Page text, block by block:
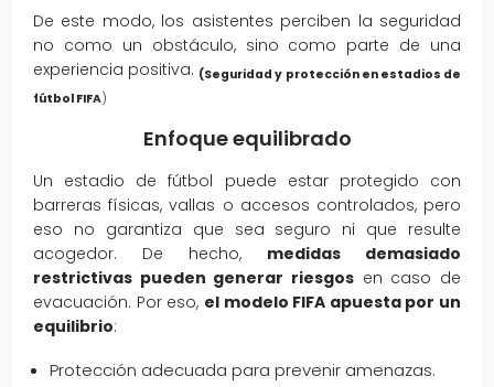
De este modo, los asistentes perciben la seguridad
no como un obstáculo, sino como parte de una
experiencia positiva. (Seguridad y protección en estadios de
fútbol FIFA)
Enfoque equilibrado
Un estadio de fútbol puede estar protegido con
barreras físicas, vallas o accesos controlados, pero
eso no garantiza que sea seguro ni que resulte
acogedor. De hecho, medidas demasiado
restrictivas pueden generar riesgos en caso de
evacuación. Por eso, el modelo FIFA apuesta por un
equilibrio:
Protección adecuada para prevenir amenazas.